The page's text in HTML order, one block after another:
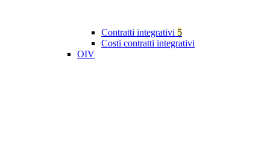
Contratti integrativi 5
Costi contratti integrativi
OIV